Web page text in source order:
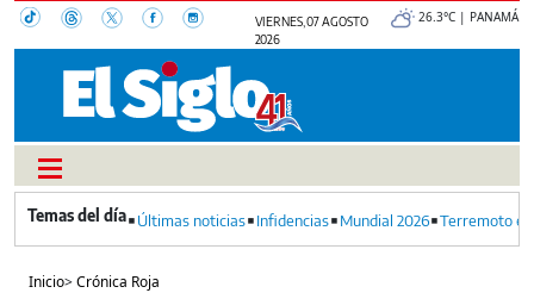
VIERNES, 07 AGOSTO
2026
26.3°C | PANAMÁ
Últimas noticias Infidencias Mundial 2026 Terremoto
Inicio>Crónica Roja